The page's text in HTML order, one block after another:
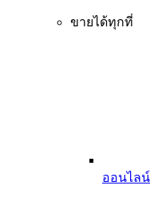
ขายได้ทุกที่
ออนไลน์